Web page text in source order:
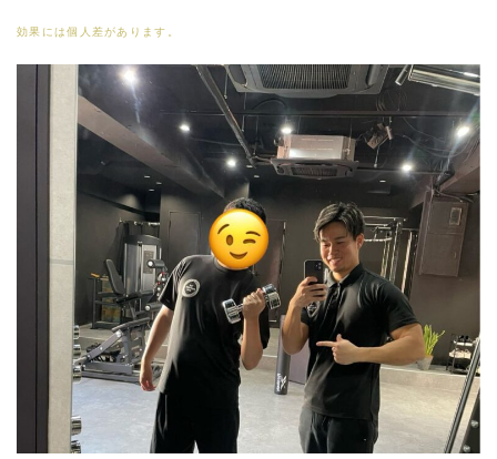
効果には個人差があります。